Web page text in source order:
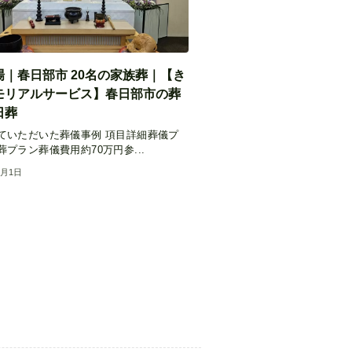
｜春日部市 20名の家族葬｜【き
リアルサービス】春日部市の葬
葬
いただいた葬儀事例 項目詳細葬儀プ
プラン葬儀費用約70万円参...
1日